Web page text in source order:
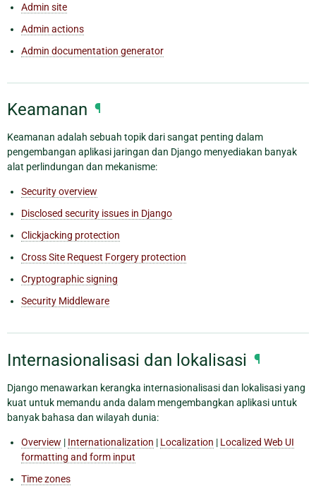
Admin site
Admin actions
Admin documentation generator
Keamanan ¶
Keamanan adalah sebuah topik dari sangat penting dalam
pengembangan aplikasi jaringan dan Django menyediakan banyak
alat perlindungan dan mekanisme:
Security overview
Disclosed security issues in Django
Clickjacking protection
Cross Site Request Forgery protection
Cryptographic signing
Security Middleware
Internasionalisasi dan lokalisasi ¶
Django menawarkan kerangka internasionalisasi dan lokalisasi yang
kuat untuk memandu anda dalam mengembangkan aplikasi untuk
banyak bahasa dan wilayah dunia:
Overview | Internationalization | Localization | Localized Web UI
formatting and form input
Time zones